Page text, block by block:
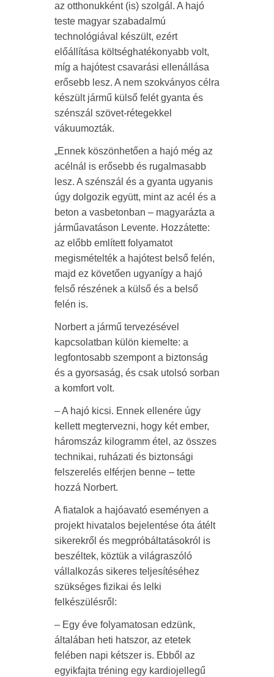
az otthonukként (is) szolgál. A hajó
teste magyar szabadalmú
technológiával készült, ezért
előállítása költséghatékonyabb volt,
míg a hajótest csavarási ellenállása
erősebb lesz. A nem szokványos célra
készült jármű külső felét gyanta és
szénszál szövet-rétegekkel
vákuumozták.
„Ennek köszönhetően a hajó még az
acélnál is erősebb és rugalmasabb
lesz. A szénszál és a gyanta ugyanis
úgy dolgozik együtt, mint az acél és a
beton a vasbetonban – magyarázta a
járműavatáson Levente. Hozzátette:
az előbb említett folyamatot
megismételték a hajótest belső felén,
majd ez követően ugyanígy a hajó
felső részének a külső és a belső
felén is.
Norbert a jármű tervezésével
kapcsolatban külön kiemelte: a
legfontosabb szempont a biztonság
és a gyorsaság, és csak utolsó sorban
a komfort volt.
– A hajó kicsi. Ennek ellenére úgy
kellett megtervezni, hogy két ember,
háromszáz kilogramm étel, az összes
technikai, ruházati és biztonsági
felszerelés elférjen benne – tette
hozzá Norbert.
A fiatalok a hajóavató eseményen a
projekt hivatalos bejelentése óta átélt
sikerekről és megpróbáltatásokról is
beszéltek, köztük a világraszóló
vállalkozás sikeres teljesítéséhez
szükséges fizikai és lelki
felkészülésről:
– Egy éve folyamatosan edzünk,
általában heti hatszor, az etetek
felében napi kétszer is. Ebből az
egyikfajta tréning egy kardiojellegű